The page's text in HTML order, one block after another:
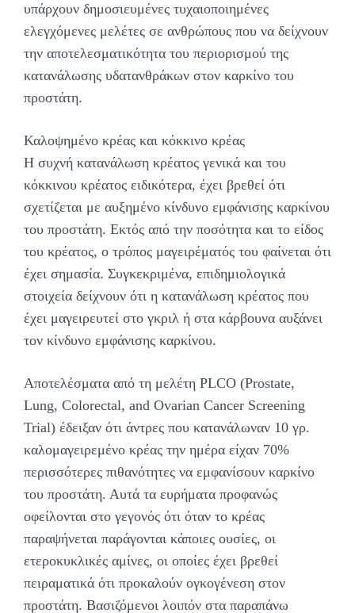
υπάρχουν δημοσιευμένες τυχαιοποιημένες
ελεγχόμενες μελέτες σε ανθρώπους που να δείχνουν
την αποτελεσματικότητα του περιορισμού της
κατανάλωσης υδατανθράκων στον καρκίνο του
προστάτη.
Καλοψημένο κρέας και κόκκινο κρέας
Η συχνή κατανάλωση κρέατος γενικά και του
κόκκινου κρέατος ειδικότερα, έχει βρεθεί ότι
σχετίζεται με αυξημένο κίνδυνο εμφάνισης καρκίνου
του προστάτη. Εκτός από την ποσότητα και το είδος
του κρέατος, ο τρόπος μαγειρέματός του φαίνεται ότι
έχει σημασία. Συγκεκριμένα, επιδημιολογικά
στοιχεία δείχνουν ότι η κατανάλωση κρέατος που
έχει μαγειρευτεί στο γκριλ ή στα κάρβουνα αυξάνει
τον κίνδυνο εμφάνισης καρκίνου.
Αποτελέσματα από τη μελέτη PLCO (Prostate,
Lung, Colorectal, and Ovarian Cancer Screening
Trial) έδειξαν ότι άντρες που κατανάλωναν 10 γρ.
καλομαγειρεμένο κρέας την ημέρα είχαν 70%
περισσότερες πιθανότητες να εμφανίσουν καρκίνο
του προστάτη. Αυτά τα ευρήματα προφανώς
οφείλονται στο γεγονός ότι όταν το κρέας
παραψήνεται παράγονται κάποιες ουσίες, οι
ετεροκυκλικές αμίνες, οι οποίες έχει βρεθεί
πειραματικά ότι προκαλούν ογκογένεση στον
προστάτη. Βασιζόμενοι λοιπόν στα παραπάνω